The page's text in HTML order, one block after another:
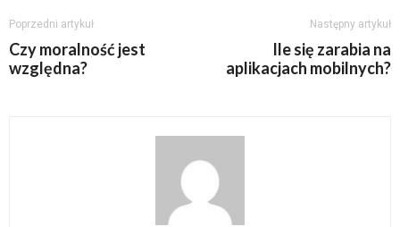
Poprzedni artykuł
Czy moralność jest
względna?
Następny artykuł
Ile się zarabia na
aplikacjach mobilnych?